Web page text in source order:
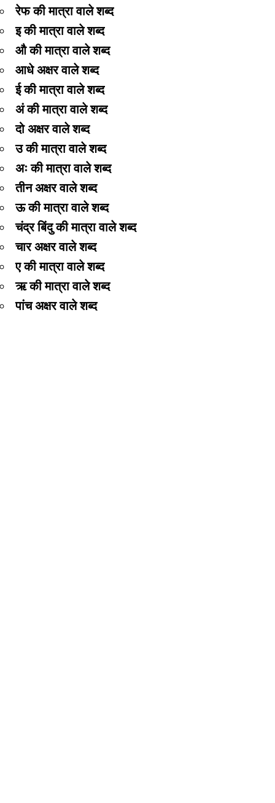
रेफ की मात्रा वाले शब्द
इ की मात्रा वाले शब्द
औ की मात्रा वाले शब्द
आधे अक्षर वाले शब्द
ई की मात्रा वाले शब्द
अं की मात्रा वाले शब्द
दो अक्षर वाले शब्द
उ की मात्रा वाले शब्द
अः की मात्रा वाले शब्द
तीन अक्षर वाले शब्द
ऊ की मात्रा वाले शब्द
चंद्र बिंदु की मात्रा वाले शब्द
चार अक्षर वाले शब्द
ए की मात्रा वाले शब्द
ऋ की मात्रा वाले शब्द
पांच अक्षर वाले शब्द